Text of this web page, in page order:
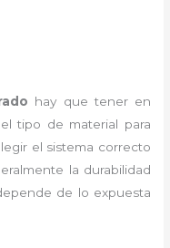
hay que tener en
tipo de material para
el sistema correcto
la durabilidad
de lo expuesta